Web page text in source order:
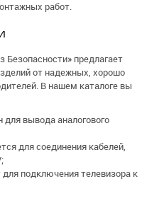
работ.
предлагает
от надежных, хорошо
В нашем каталоге вы
вывода аналогового
для соединения кабелей,
подключения телевизора к